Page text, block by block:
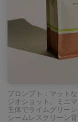
プロンプト：マット
ジオショット。ミニ
主体でライムグリー
シームレスクリーン